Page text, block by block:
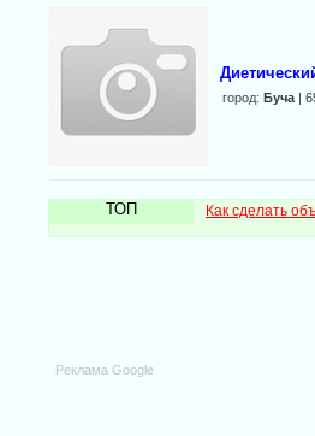
город: Буча|
ТОП Как сделать
Реклама Google